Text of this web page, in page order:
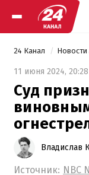
24 Канал Новости
11 июня 2024, 20:28
Суд
Владислав
Источник: NBC